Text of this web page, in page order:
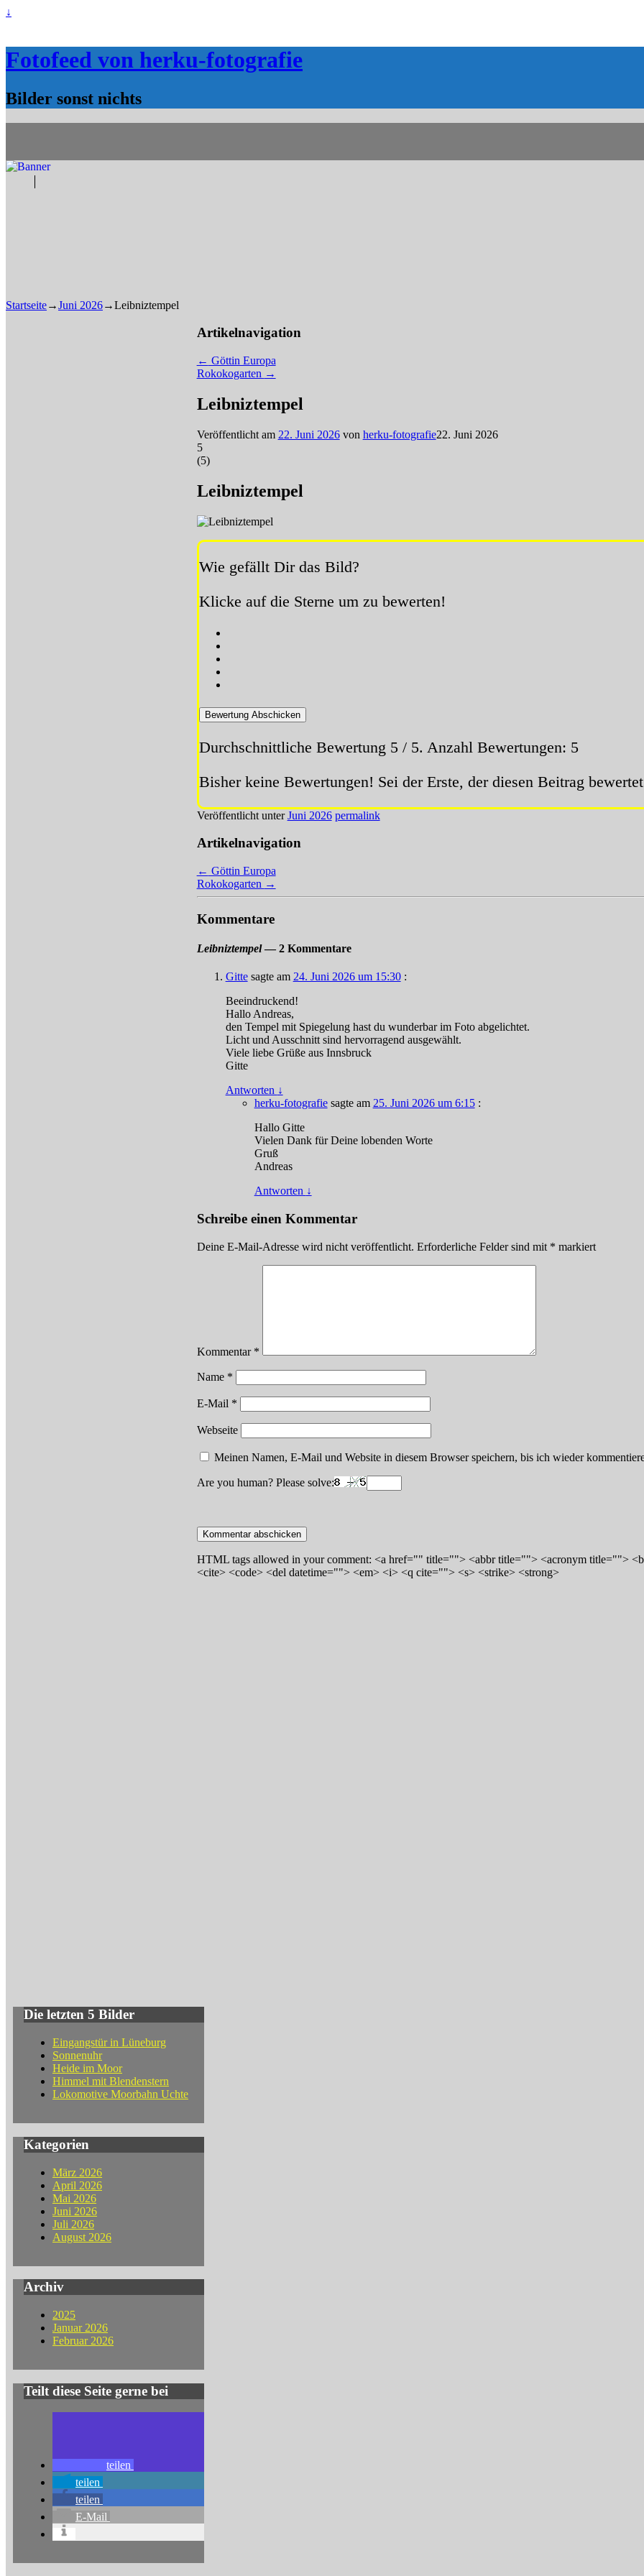
↓
Fotofeed von herku-fotografie
Bilder sonst nichts
Startseite→Juni 2026→Leibniztempel
Artikelnavigation
← Göttin Europa
Rokokogarten →
Leibniztempel
Veröffentlicht am 22. Juni 2026 von herku-fotografie22. Juni 2026
5
(5)
Leibniztempel
Wie gefällt Dir das Bild?
Klicke auf die Sterne um zu bewerten!
Bewertung Abschicken
Durchschnittliche Bewertung 5 / 5. Anzahl Bewertungen: 5
Bisher keine Bewertungen! Sei der Erste, der diesen Beitrag
Veröffentlicht unter Juni 2026 permalink
Artikelnavigation
← Göttin Europa
Rokokogarten →
Kommentare
Leibniztempel— 2 Kommentare
Gittesagte am 24. Juni 2026 um 15:30 :
Beeindruckend!
Hallo Andreas,
den Tempel mit Spiegelung hast du wunderbar im Foto abgelichtet.
Licht und Ausschnitt sind hervorragend ausgewählt.
Viele liebe Grüße aus Innsbruck
Gitte
Antworten ↓
herku-fotografiesagte am 25. Juni 2026 um 6:15 :
Hallo Gitte
Vielen Dank für Deine lobenden Worte
Gruß
Andreas
Antworten ↓
Schreibe einen Kommentar
Deine E-Mail-Adresse wird nicht veröffentlicht. Erforderliche Felder sind mit * markiert
Kommentar *
Name *
E-Mail *
Webseite
Meinen Namen, E-Mail und Website in diesem Browser speichern, bis ich wieder
Are you human? Please solve:
HTML tags allowed in your comment: <a href="" title=""> <abbr title=""> <acronym title="">
<cite> <code> <del datetime=""> <em> <i> <q cite=""> <s> <strike> <strong>
Die letzten 5 Bilder
Eingangstür in Lüneburg
Sonnenuhr
Heide im Moor
Himmel mit Blendenstern
Lokomotive Moorbahn Uchte
Kategorien
März 2026
April 2026
Mai 2026
Juni 2026
Juli 2026
August 2026
Archiv
2025
Januar 2026
Februar 2026
Teilt diese Seite gerne bei
teilen
teilen
teilen
E-Mail